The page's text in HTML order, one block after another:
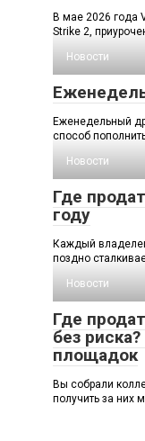
В мае 2026 года
Strike 2,
Новости
Еженедельный
способ
Новости
Где
году
Каждый
поздно
Новости
Где
без
площадок
Вы собрали
получить за них